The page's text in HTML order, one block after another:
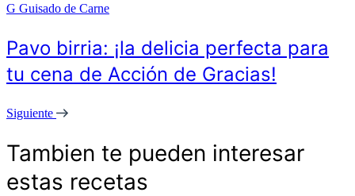
G Guisado de Carne
Pavo birria: ¡la delicia perfecta para
tu cena de Acción de Gracias!
Siguiente
Tambien te pueden interesar
estas recetas